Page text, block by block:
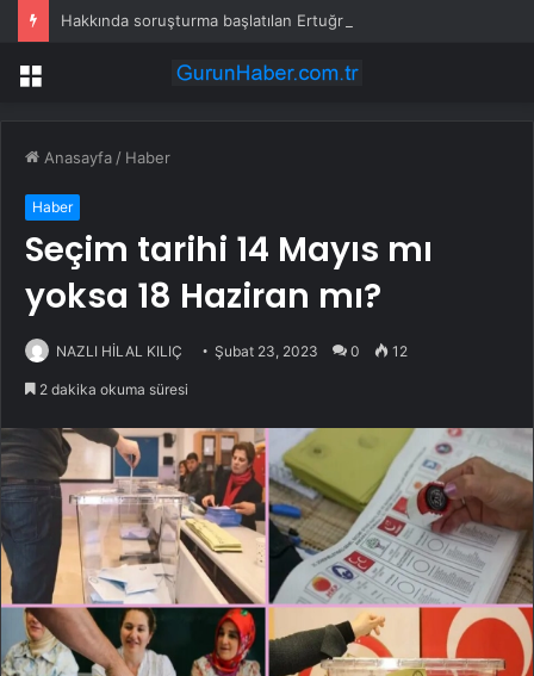
Menü
Anasayfa / Haber
Haber
Seçim tarihi 14 Mayıs mı
yoksa 18 Haziran mı?
NAZLI HİLAL KILIÇ Şubat 23, 2023 0 12
2 dakika okuma süresi